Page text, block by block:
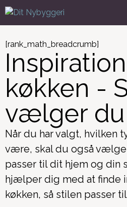
[rank_math_breadcrumb]
køkken -
vælger
Når du har valgt, hvilken
være, skal du også
passer til dit hjem og din
hjælper dig med at finde
køkken, så stilen passer